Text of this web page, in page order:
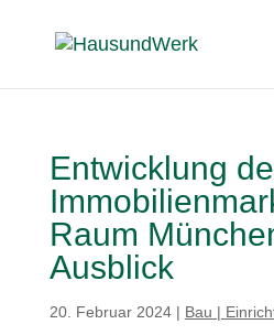
Entwicklung
Raum
Ausblick
20. Februar 2024| Bau |